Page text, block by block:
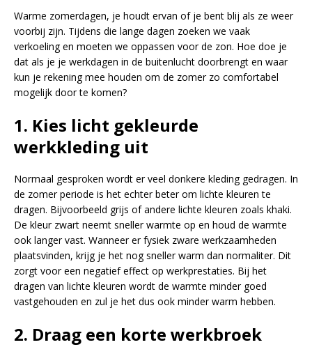
Warme zomerdagen, je houdt ervan of je bent blij als ze weer
voorbij zijn. Tijdens die lange dagen zoeken we vaak
verkoeling en moeten we oppassen voor de zon. Hoe doe je
dat als je je werkdagen in de buitenlucht doorbrengt en waar
kun je rekening mee houden om de zomer zo comfortabel
mogelijk door te komen?
1. Kies licht gekleurde
werkkleding uit
Normaal gesproken wordt er veel donkere kleding gedragen. In
de zomer periode is het echter beter om lichte kleuren te
dragen. Bijvoorbeeld grijs of andere lichte kleuren zoals khaki.
De kleur zwart neemt sneller warmte op en houd de warmte
ook langer vast. Wanneer er fysiek zware werkzaamheden
plaatsvinden, krijg je het nog sneller warm dan normaliter. Dit
zorgt voor een negatief effect op werkprestaties. Bij het
dragen van lichte kleuren wordt de warmte minder goed
vastgehouden en zul je het dus ook minder warm hebben.
2. Draag een korte werkbroek